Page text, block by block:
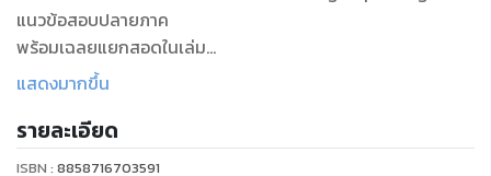
แนวข้อสอบปลายภาค
พร้อมเฉลยแยกสอดในเล่ม
เรียนที่ 1) (124 หน้า) ตามหลักสูตรแกนกลางการศึกษาขั้นพื้นฐาน
ฉบับปรับปรุง พ.ศ.2560 พร้อมเฉลยละเอียดแยกเล่ม
แสดงมากขึ้น
รายละเอียด
ISBN : 8858716703591